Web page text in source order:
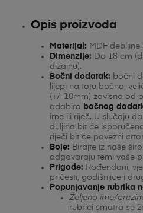
Opis proizvoda
Materijal: MDF
Dimenzije: Do 18 cm
dizajnu).
Bočni dodatak: bočni
lijepi na totu bočno,
(+/-10mm) zavisno od
odabira bočnog
ime ili riječ. U slučaju
duljina bit će
riječi bit će povezni
Boje: Birajte iz naše
odgovaraju temi vaše
Prigode: Rođendani,
pričesti, godišnjice i
Popunjavanje rubrika
Željeno ime/
rubrici smatra se